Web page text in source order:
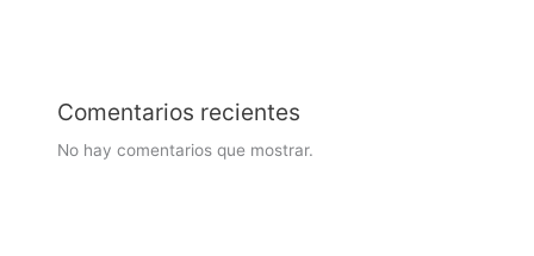
Comentarios recientes
No hay comentarios que mostrar.